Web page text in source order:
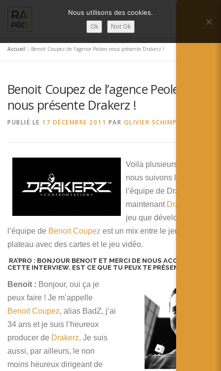
contenu
Menu
SERVICES RA’PRO ACTUALITÉ DE LA RA
English
Français
日本語
Español
Accueil »Benoit Coupez de l’agence Peoleo nous présente Drakerz !
Benoit Coupez de l’agence Peoleo
nous présente Drakerz !
PUBLIÉ LE 17 DÉCEMBRE 2011 PAR OLIVIER SCHIMPF
Voila plusieurs mois que
nous suivons le projet de
l’équipe de Drako
maintenant Drakerz
jeu que développe
l’équipe de Benoit Coupez est un mix entre le jeu de
plateau avec des cartes et le jeu vidéo.
RA’PRO : BONJOUR BENOIT ET MERCI DE NOUS ACCORDER
CETTE INTERVIEW. EST CE QUE TU PEUX TE PRÉSENTER?
Benoit : Bonjour, oui ça je
peux faire ! Je m’appelle
Benoit Coupez, alias BadZ, j’ai
34 ans et je suis l’heureux
producer de Drakerz. Je suis
aussi, par ailleurs, le non
moins heureux dirigeant de
Nous utilisons des cookies.
Ok Not Ok